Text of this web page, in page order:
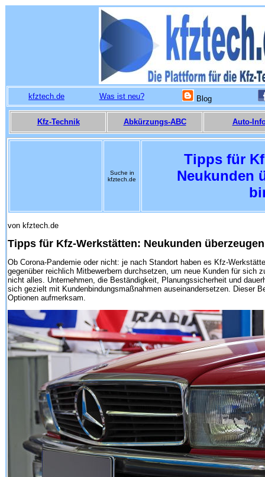
kfztech.de Was ist neu? Blog
Kfz-Technik Abkürzungs-ABC Auto-
Suche in
kfztech.de
Tipps für
Neukunden
von kfztech.de
Tipps für Kfz-Werkstätten: Neukunden
Ob Corona-Pandemie oder nicht: je nach Standort haben es Kfz-
gegenüber reichlich Mitbewerbern durchsetzen, um neue Kunden für sich
nicht alles. Unternehmen, die Beständigkeit, Planungssicherheit und
sich gezielt mit Kundenbindungsmaßnahmen auseinandersetzen. Dieser
Optionen aufmerksam.